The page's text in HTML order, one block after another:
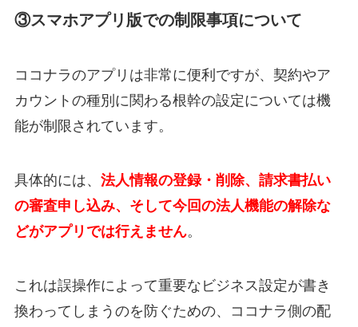
③スマホアプリ版での制限事項について
ココナラのアプリは非常に便利ですが、契約やア
カウントの種別に関わる根幹の設定については機
能が制限されています。
具体的には、 法人情報の登録・削除、請求書払い
の審査申し込み、そして今回の法人機能の解除な
どがアプリでは行えません。
これは誤操作によって重要なビジネス設定が書き
換わってしまうのを防ぐための、ココナラ側の配